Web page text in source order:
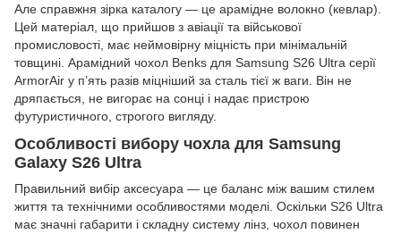
Але справжня зірка каталогу — це арамідне волокно (кевлар).
Цей матеріал, що прийшов з авіації та військової
промисловості, має неймовірну міцність при мінімальній
товщині. Арамідний чохол Benks для Samsung S26 Ultra серії
ArmorAir у п’ять разів міцніший за сталь тієї ж ваги. Він не
дряпається, не вигорає на сонці і надає пристрою
футуристичного, строгого вигляду.
Особливості вибору чохла для Samsung
Galaxy S26 Ultra
Правильний вибір аксесуара — це баланс між вашим стилем
життя та технічними особливостями моделі. Оскільки S26 Ultra
має значні габарити і складну систему лінз, чохол повинен